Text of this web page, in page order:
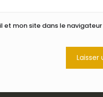
et mon site dans le